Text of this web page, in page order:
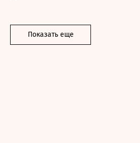
Показать еще